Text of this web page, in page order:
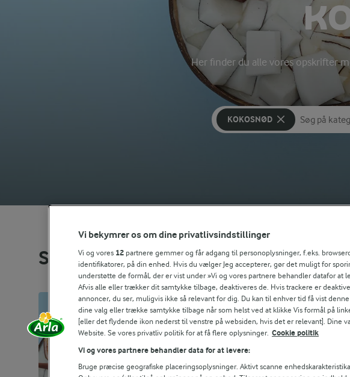
Her finder du alle vores opskrifter
KOKOSNØD
Søg på
Indtast
Se alle vores opskrifter
Vi bekymrer os om dine privatlivsindstillinger
Vi og vores 12 partnere gemmer og får adgang til personoplysninger, f.eks.
identifikatorer, på din enhed. Hvis du vælger Jeg accepterer, gør det muligt for
understøtte de formål, der er vist under »Vi og vores partnere behandler datafor at
Afvis alle eller trækker dit samtykke tilbage, deaktiveres de. Hvis trackere er
annoncer, du ser, muligvis ikke så relevant for dig. Du kan til enhver tid få vist
dine valg eller trække samtykke tilbage når som helst ved at klikke Vis formål på
[eller det flydende ikon nederst til venstre på websiden, hvis det er relevant]. Dine
Website. Se vores privatliv politik for at få flere oplysninger. Cookie politik
Vi og vores partnere behandler data for at levere:
Bruge præcise geografiske placeringsoplysninger. Aktivt scanne